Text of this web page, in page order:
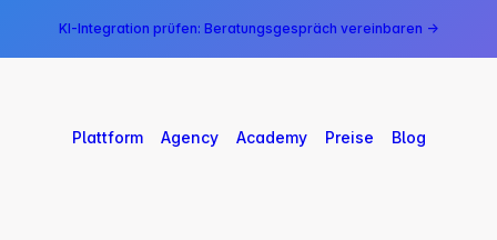
KI-Integration prüfen: Beratungsgespräch vereinbaren →
Plattform Agency Academy Preise Blog